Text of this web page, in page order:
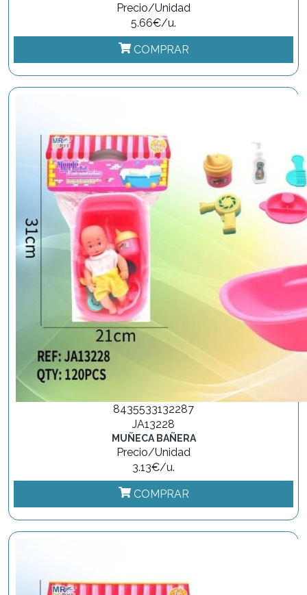
Precio/Unidad
5.66€/u.
COMPRAR
8435533132287
JA13228
MUÑECA BAÑERA
Precio/Unidad
3.13€/u.
COMPRAR